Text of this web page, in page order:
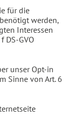
für die
werden,
Interessen
DS-GVO
unser Opt-in
Sinne von Art. 6